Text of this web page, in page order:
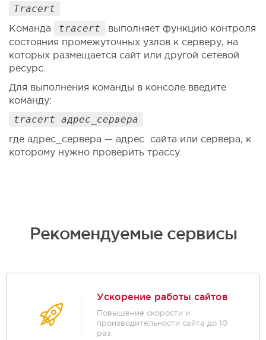
Traсert
Команда tracert
выполняет функцию контроля
состояния промежуточных узлов к серверу, на
которых размещается сайт или другой сетевой
ресурс.
Для выполнения команды в консоле введите
команду:
tracert адрес_сервера
где адрес_сервера — адрес сайта или сервера, к
которому нужно проверить трассу.
Рекомендуемые сервисы
Ускорение работы сайтов
Повышение скорости и
производительности сайта до 10
раз.